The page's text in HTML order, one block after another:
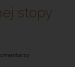
stopy